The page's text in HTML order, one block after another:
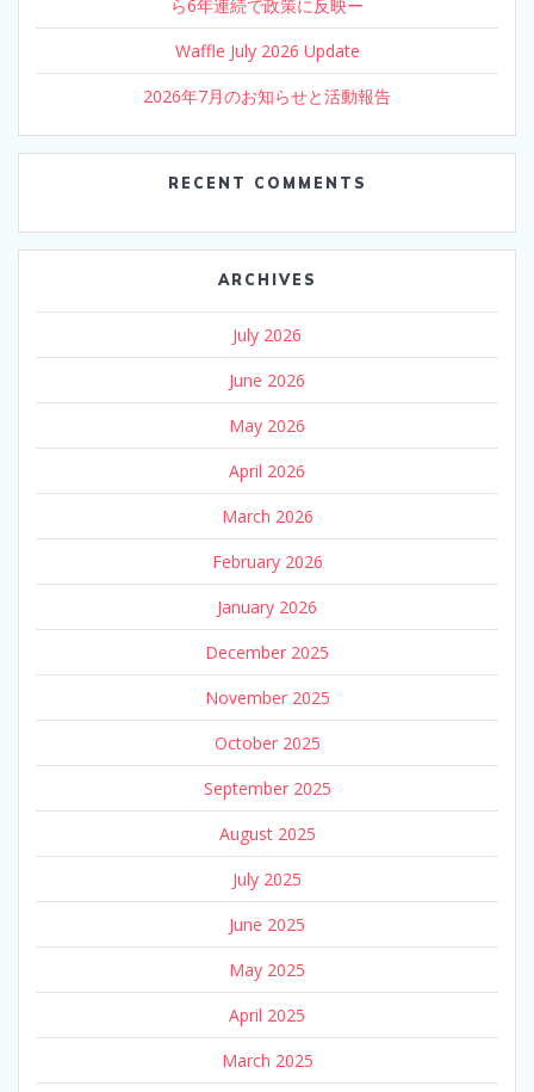
ら6年連続で政策に反映ー
Waffle July 2026 Update
2026年7月のお知らせと活動報告
RECENT COMMENTS
ARCHIVES
July 2026
June 2026
May 2026
April 2026
March 2026
February 2026
January 2026
December 2025
November 2025
October 2025
September 2025
August 2025
July 2025
June 2025
May 2025
April 2025
March 2025